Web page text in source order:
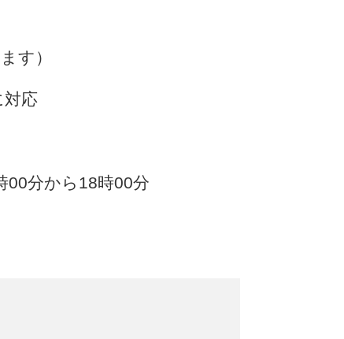
す）
応
分から18時00分​